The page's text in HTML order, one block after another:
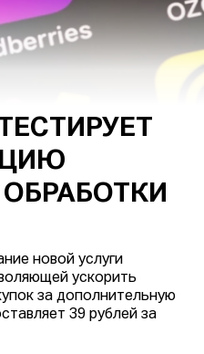
ТЕСТИРУЕТ
новой услуги
ускорить
за дополнительную
39 рублей за